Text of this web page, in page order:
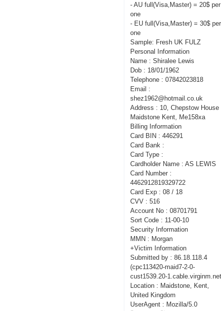
- AU full(Visa,Master) = 20$ per
one
- EU full(Visa,Master) = 30$ per
one
Sample: Fresh UK FULZ
Personal Information
Name : Shiralee Lewis
Dob : 18/01/1962
Telephone : 07842023818
Email :
shez1962@hotmail.co.uk
Address : 10, Chepstow House
Maidstone Kent, Me158xa
Billing Information
Card BIN : 446291
Card Bank :
Card Type :
Cardholder Name : AS LEWIS
Card Number :
4462912819329722
Card Exp : 08 / 18
CVV : 516
Account No : 08701791
Sort Code : 11-00-10
Security Information
MMN : Morgan
+Victim Information
Submitted by : 86.18.118.4
(cpc113420-maid7-2-0-
cust1539.20-
Location : Maidstone, Kent,
United Kingdom
UserAgent : Mozilla/5.0